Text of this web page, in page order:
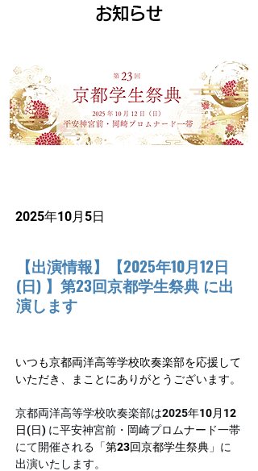
​お知らせ
2025年10月5日
【出演情報】【2025年10月12日
(日) 】第23回京都学生祭典 に出
演します
いつも京都両洋高等学校吹奏楽部を応援して
いただき、まことにありがとうございます。
京都両洋高等学校吹奏楽部は2025年10月12
日(日) に平安神宮前・岡崎プロムナード一帯
にて開催される「第23回京都学生祭典 」に
出演いたします。